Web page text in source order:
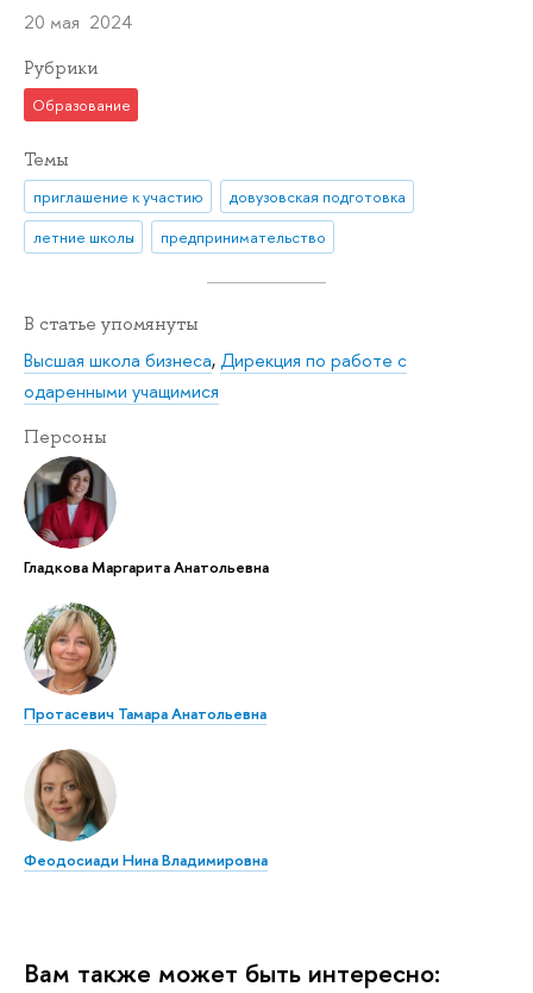
20 мая 2024
Рубрики
Образование
Темы
приглашение к участию
довузовская подготовка
летние школы
предпринимательство
В статье упомянуты
Высшая школа бизнеса,Дирекция по работе с
одаренными учащимися
Персоны
Гладкова Маргарита Анатольевна
Протасевич Тамара Анатольевна
Феодосиади Нина Владимировна
Вам также может быть интересно: